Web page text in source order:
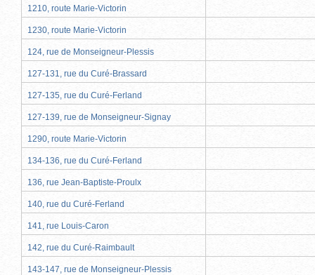
1210, route Marie-Victorin
1230, route Marie-Victorin
124, rue de Monseigneur-Plessis
127-131, rue du Curé-Brassard
127-135, rue du Curé-Ferland
127-139, rue de Monseigneur-Signay
1290, route Marie-Victorin
134-136, rue du Curé-Ferland
136, rue Jean-Baptiste-Proulx
140, rue du Curé-Ferland
141, rue Louis-Caron
142, rue du Curé-Raimbault
143-147, rue de Monseigneur-Plessis